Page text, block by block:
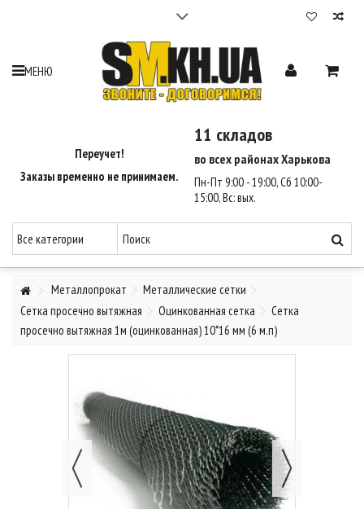
Cтройматериалы в Харькове | 12 складов | Доставка
2-3 часа - SM Харьков
Максимальный выбор стройматериалов. 12 складов по Харькову.
Гарантия лучшей цены на стройматериалы 110%.
Звоните - Договоримся ☎ (095) 550-35-90, (068) 810-46-47.
МЕНЮ
Переучет!
Заказы временно не принимаем.
11 складов
во всех районах Харькова
Пн-Пт 9:00 - 19:00, Сб 10:00-
15:00, Вс: вых.
Металлопрокат
Металлические сетки
Сетка просечно вытяжная
Оцинкованная сетка
Сетка
просечно вытяжная 1м (оцинкованная) 10*16 мм (6 м.п)